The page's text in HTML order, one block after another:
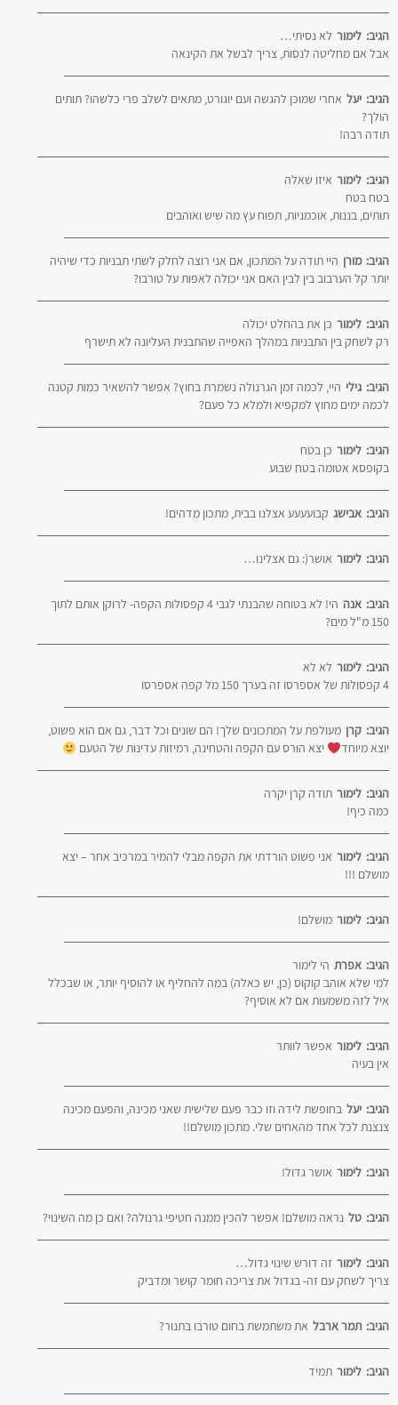
לימור הגיב:
לא נסיתי…
אבל אם מחליטה לנסות, צריך לבשל את הקינאה
יעל הגיב:
אחרי שמוכן להגשה ועם יוגורט, מתאים לשלב פרי כלשהו? תותים
הולך?
תודה רבה!
לימור הגיב:
איזו שאלה
בטח בטח
תותים, בננות, אוכמניות, תפוח עץ מה שיש ואוהבים
מורן הגיב:
היי תודה על המתכון, אם אני רוצה לחלק לשתי תבניות כדי שיהיה
יותר קל הערבוב בין לבין האם אני יכולה לאפות על טורבו?
לימור הגיב:
כן את בהחלט יכולה
רק לשחק בין התבניות במהלך האפייה שהתבנית העליונה לא תישרף
גילי הגיב:
היי, לכמה זמן הגרנולה נשמרת בחוץ? אפשר להשאיר כמות קטנה
לכמה ימים מחוץ למקפיא ולמלא כל פעם?
לימור הגיב:
כן בטח
בקופסא אטומה בטח שבוע
אבישג הגיב: קבועעעע אצלנו בבית, מתכון מדהים!
לימור הגיב: אושר(: גם אצלינו…
אנה הגיב:
הי! לא בטוחה שהבנתי לגבי 4 קפסולות הקפה- לרוקן אותם לתוך
150 מ"ל מים?
לימור הגיב:
לא לא
4 קפסולות של אספרסו זה בערך 150 מל קפה אספרסו
קרן הגיב:
מעולפת על המתכונים שלך! הם שונים וכל דבר, גם אם הוא פשוט,
יוצא מיוחד
יצא הורס עם הקפה והטחינה, רמיזות עדינות של הטעם
לימור הגיב:
תודה קרן יקרה
כמה כיף!
לימור הגיב:
אני פשוט הורדתי את הקפה מבלי להמיר במרכיב אחר – יצא
מושלם !!!
לימור הגיב: מושלם!
אפרת הגיב:
הי לימור
למי שלא אוהב קוקוס (כן, יש כאלה) במה להחליף או להוסיף יותר, או שבכלל
איל לזה משמעות אם לא אוסיף?
לימור הגיב:
אפשר לוותר
אין בעיה
יעל הגיב:
בחופשת לידה וזו כבר פעם שלישית שאני מכינה, והפעם מכינה
צנצנת לכל אחד מהאחים שלי. מתכון מושלם!!
לימור הגיב: אושר גדול!
טל הגיב: נראה מושלם! אפשר להכין ממנה חטיפי גרנולה? ואם כן מה השינוי?
לימור הגיב:
זה דורש שינוי גדול…
צריך לשחק עם זה- בגדול את צריכה חומר קושר ומדביק
תמר ארבל הגיב: את משתמשת בחום טורבו בתנור?
לימור הגיב: תמיד